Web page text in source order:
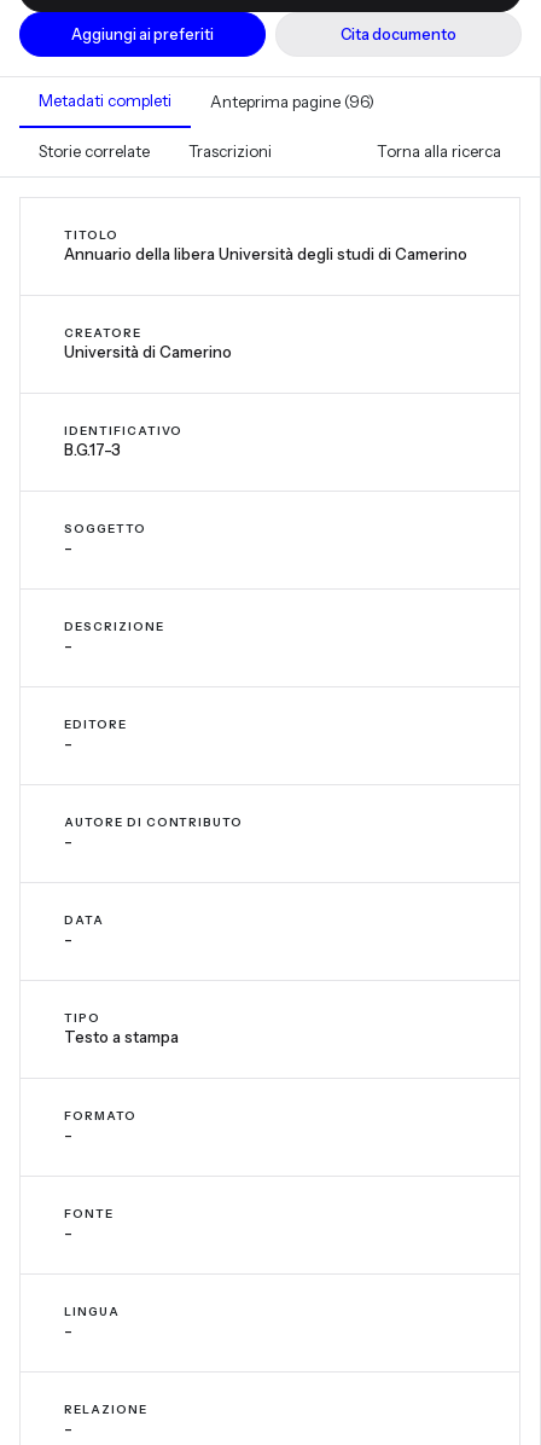
Aggiungi ai preferiti Cita documento
Metadati completi Anteprima pagine (96)
Storie correlate Trascrizioni Torna alla ricerca
TITOLO
Annuario della libera Università degli studi di Camerino
CREATORE
Università di Camerino
IDENTIFICATIVO
B.G.17-3
SOGGETTO
-
DESCRIZIONE
-
EDITORE
-
AUTORE DI CONTRIBUTO
-
DATA
-
TIPO
Testo a stampa
FORMATO
-
FONTE
-
LINGUA
-
RELAZIONE
-